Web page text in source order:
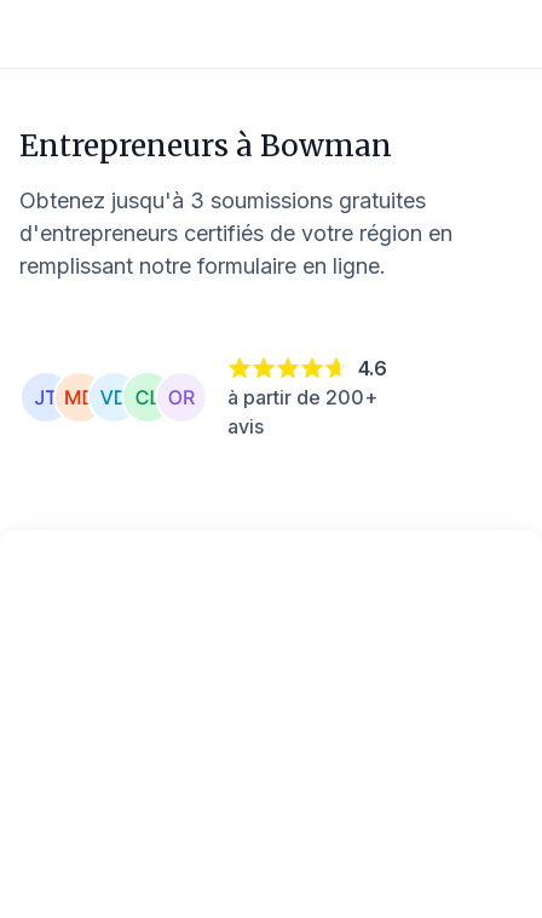
Entrepreneurs à Bowman
Obtenez jusqu'à 3 soumissions gratuites
d'entrepreneurs certifiés de votre région en
remplissant notre formulaire en ligne.
4.6
à partir de 200+
avis